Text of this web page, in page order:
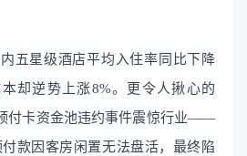
五星级酒店平均⼊住率同⽐下降
却逆势上涨8%。更令⼈揪⼼的
付卡资⾦池违约事件震惊⾏业——
款因客房闲置⽆法盘活，最终陷